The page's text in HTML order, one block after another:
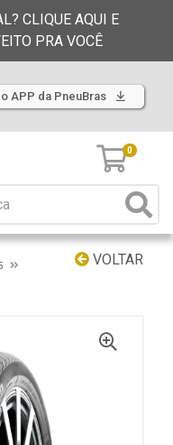
CLIQUE AQUI E
PRA VOCÊ
APP da PneuBras
0
VOLTAR